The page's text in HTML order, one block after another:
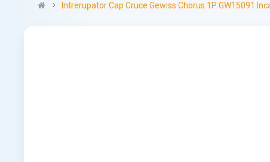
Intrerupator Cap Cruce Gewiss Chorus 1P GW15091